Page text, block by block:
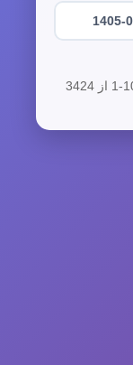
1405-
از 3424